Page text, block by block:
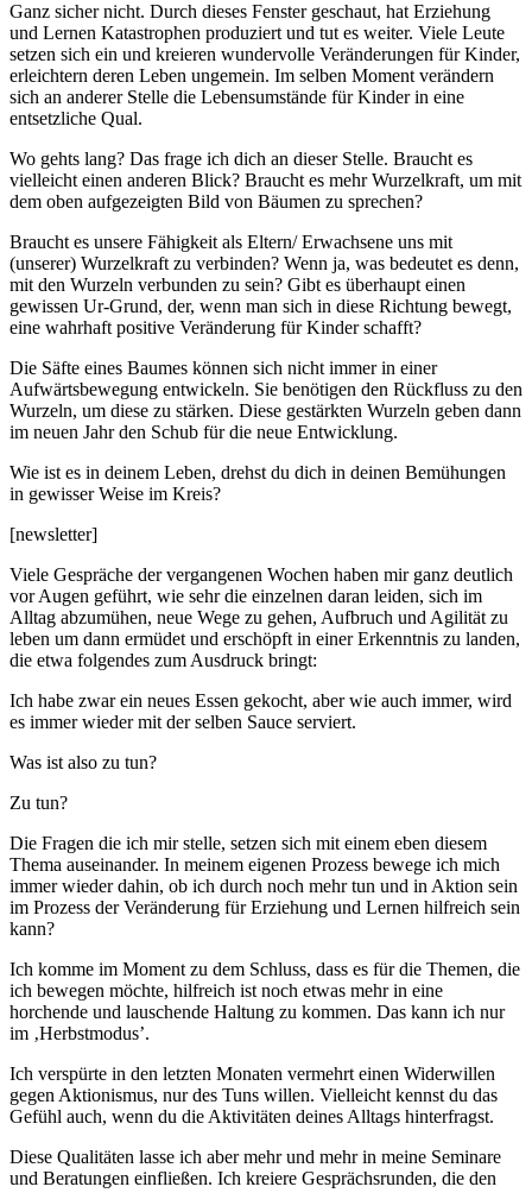
Ganz sicher nicht. Durch dieses Fenster geschaut, hat Erziehung
und Lernen Katastrophen produziert und tut es weiter. Viele Leute
setzen sich ein und kreieren wundervolle Veränderungen für Kinder,
erleichtern deren Leben ungemein. Im selben Moment verändern
sich an anderer Stelle die Lebensumstände für Kinder in eine
entsetzliche Qual.
Wo gehts lang? Das frage ich dich an dieser Stelle. Braucht es
vielleicht einen anderen Blick? Braucht es mehr Wurzelkraft, um mit
dem oben aufgezeigten Bild von Bäumen zu sprechen?
Braucht es unsere Fähigkeit als Eltern/ Erwachsene uns mit
(unserer) Wurzelkraft zu verbinden? Wenn ja, was bedeutet es denn,
mit den Wurzeln verbunden zu sein? Gibt es überhaupt einen
gewissen Ur-Grund, der, wenn man sich in diese Richtung bewegt,
eine wahrhaft positive Veränderung für Kinder schafft?
Die Säfte eines Baumes können sich nicht immer in einer
Aufwärtsbewegung entwickeln. Sie benötigen den Rückfluss zu den
Wurzeln, um diese zu stärken. Diese gestärkten Wurzeln geben dann
im neuen Jahr den Schub für die neue Entwicklung.
Wie ist es in deinem Leben, drehst du dich in deinen Bemühungen
in gewisser Weise im Kreis?
[newsletter]
Viele Gespräche der vergangenen Wochen haben mir ganz deutlich
vor Augen geführt, wie sehr die einzelnen daran leiden, sich im
Alltag abzumühen, neue Wege zu gehen, Aufbruch und Agilität zu
leben um dann ermüdet und erschöpft in einer Erkenntnis zu landen,
die etwa folgendes zum Ausdruck bringt:
Ich habe zwar ein neues Essen gekocht, aber wie auch immer, wird
es immer wieder mit der selben Sauce serviert.
Was ist also zu tun?
Zu tun?
Die Fragen die ich mir stelle, setzen sich mit einem eben diesem
Thema auseinander. In meinem eigenen Prozess bewege ich mich
immer wieder dahin, ob ich durch noch mehr tun und in Aktion sein
im Prozess der Veränderung für Erziehung und Lernen hilfreich sein
kann?
Ich komme im Moment zu dem Schluss, dass es für die Themen, die
ich bewegen möchte, hilfreich ist noch etwas mehr in eine
horchende und lauschende Haltung zu kommen. Das kann ich nur
im ‚Herbstmodus’.
Ich verspürte in den letzten Monaten vermehrt einen Widerwillen
gegen Aktionismus, nur des Tuns willen. Vielleicht kennst du das
Gefühl auch, wenn du die Aktivitäten deines Alltags hinterfragst.
Diese Qualitäten lasse ich aber mehr und mehr in meine Seminare
und Beratungen einfließen. Ich kreiere Gesprächsrunden, die den